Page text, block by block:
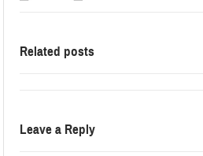
Related posts
Leave a Reply